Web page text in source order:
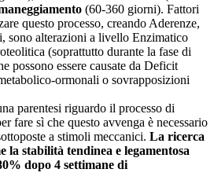
(60-360 giorni). Fattori
questo processo, creando Aderenze,
sono alterazioni a livello Enzimatico
(soprattutto durante la fase di
possono essere causate da Deficit
ormonali o sovrapposizioni
parentesi riguardo il processo di
fare sì che questo avvenga è necessario
a stimoli meccanici. La ricerca
la stabilità tendinea e legamentosa
dopo 4 settimane di